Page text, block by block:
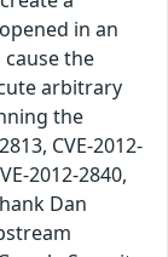
in an
the
arbitrary
the
CVE-2012-
2012-2840,
Dan